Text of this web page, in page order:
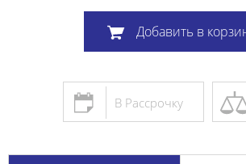
Добавить в
В Рассрочку